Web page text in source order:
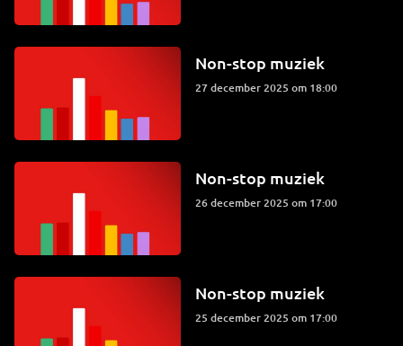
Non-stop muziek
27 december 2025 om 18:00
Non-stop muziek
26 december 2025 om 17:00
Non-stop muziek
25 december 2025 om 17:00